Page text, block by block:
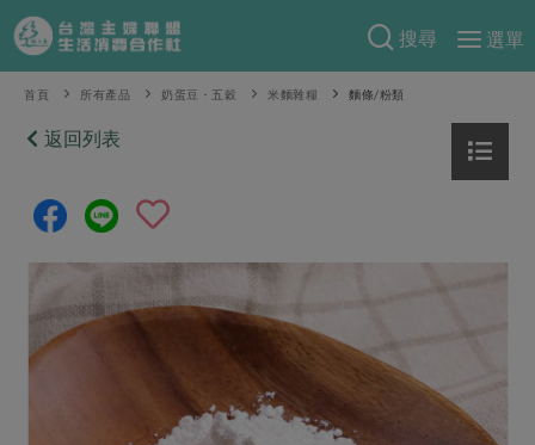
搜尋
選單
產品分類
當季蔬果
芽苗類
辛香料類
奶蛋豆・五穀
乳製品
米麵雜糧
食譜料理
食材
肉食
海鮮
特別企畫
預購活動
把最好的台灣味帶回家！
防災用品預購圓滿結束
綠主張
觀點文章
主婦食堂 一籃菜真心話
合作聯合國
關於合作社
首頁 所有產品 奶蛋豆・五穀 米麵雜糧 麵條/粉類
返回列表